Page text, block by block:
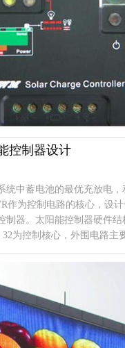
控制器设计
统中蓄电池的最优充放电，
作为控制电路的核心，设计
制器。太阳能控制器硬件结
32为控制核心，外围电路主